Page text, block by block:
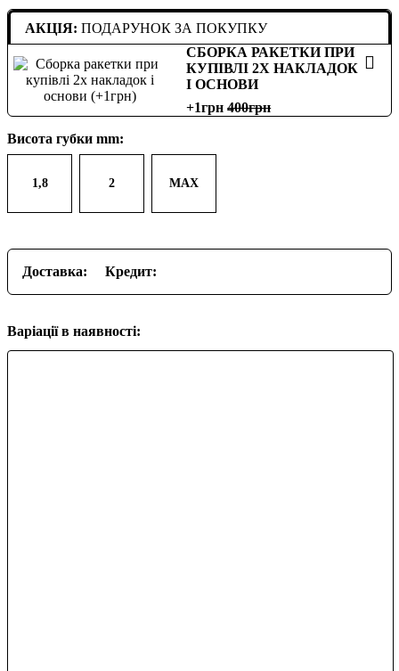
АКЦІЯ: ПОДАРУНОК ЗА ПОКУПКУ
СБОРКА РАКЕТКИ ПРИ
КУПІВЛІ 2Х НАКЛАДОК
І ОСНОВИ
+1грн 400
Висота губки mm:
1,8 2 MAX
Доставка: Кредит:
Варіації в наявності: